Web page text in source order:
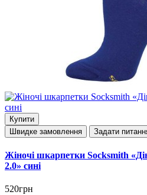
Купити
Швидке замовлення
Задати
Жіночі шкарпетки Socksmith
2.0» сині
520грн